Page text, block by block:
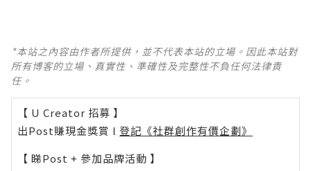
*本站之內容由作者所提供，並不代表本站的立場。因此本站對
所有博客的立場、真實性、準確性及完整性不負任何法律責
任。
【 U Creator 招募 】
出Post賺現金獎賞 l 登記《社群創作有價企劃》
【 睇Post + 參加品牌活動 】